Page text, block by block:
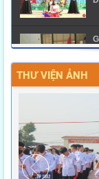
THƯ VIỆN ẢNH